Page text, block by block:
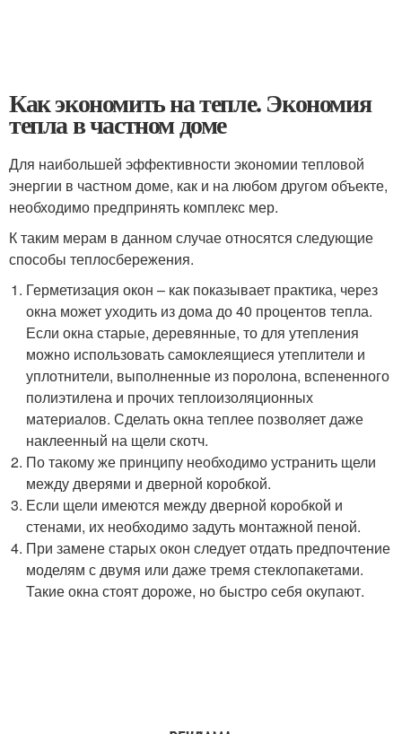
Как экономить на тепле. Экономия
тепла в частном доме
Для наибольшей эффективности экономии тепловой
энергии в частном доме, как и на любом другом объекте,
необходимо предпринять комплекс мер.
К таким мерам в данном случае относятся следующие
способы теплосбережения.
Герметизация окон – как показывает практика, через
окна может уходить из дома до 40 процентов тепла.
Если окна старые, деревянные, то для утепления
можно использовать самоклеящиеся утеплители и
уплотнители, выполненные из поролона, вспененного
полиэтилена и прочих теплоизоляционных
материалов. Сделать окна теплее позволяет даже
наклеенный на щели скотч.
По такому же принципу необходимо устранить щели
между дверями и дверной коробкой.
Если щели имеются между дверной коробкой и
стенами, их необходимо задуть монтажной пеной.
При замене старых окон следует отдать предпочтение
моделям с двумя или даже тремя стеклопакетами.
Такие окна стоят дороже, но быстро себя окупают.